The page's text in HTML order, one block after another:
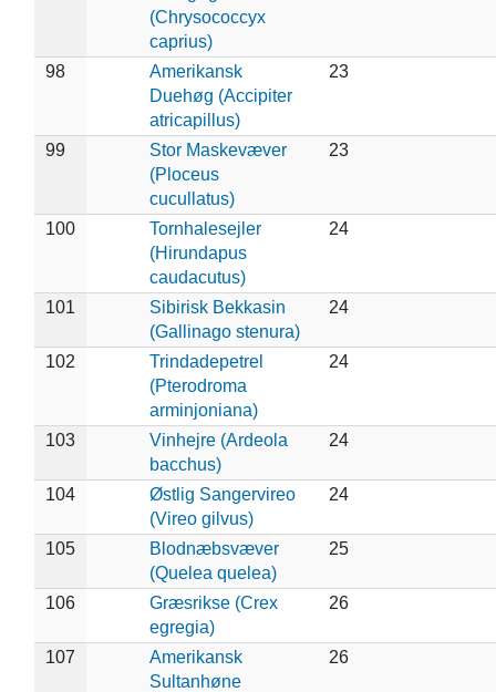
(Chrysococcyx
caprius)
98
Amerikansk
Duehøg (Accipiter
atricapillus)
23
99
Stor Maskevæver
(Ploceus
cucullatus)
23
100
Tornhalesejler
(Hirundapus
caudacutus)
24
101
Sibirisk Bekkasin
(Gallinago stenura)
24
102
Trindadepetrel
(Pterodroma
arminjoniana)
24
103
Vinhejre (Ardeola
bacchus)
24
104
Østlig Sangervireo
(Vireo gilvus)
24
105
Blodnæbsvæver
(Quelea quelea)
25
106
Græsrikse (Crex
egregia)
26
107
Amerikansk
Sultanhøne
26